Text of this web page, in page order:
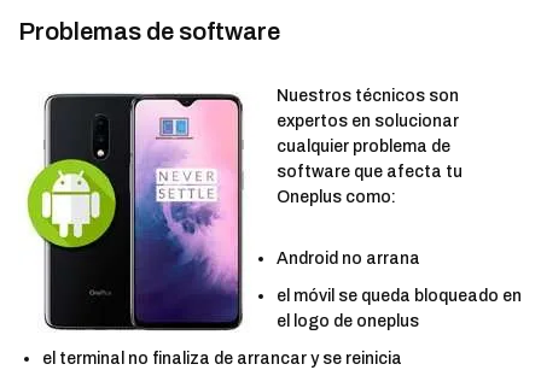
Problemas de software
Nuestros técnicos son
expertos en solucionar
cualquier problema de
software que afecta tu
Oneplus como:
Android no arrana
el móvil se queda bloqueado en
el logo de oneplus
el terminal no finaliza de arrancar y se reinicia